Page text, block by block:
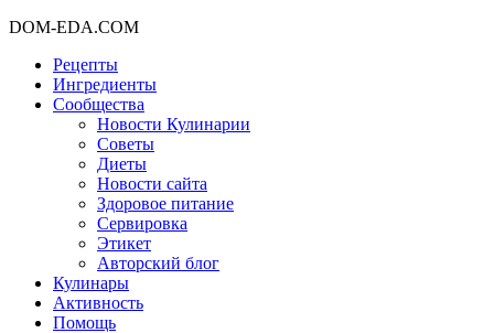
DOM-EDA.COM
Рецепты
Ингредиенты
Сообщества
Новости Кулинарии
Советы
Диеты
Новости сайта
Здоровое питание
Сервировка
Этикет
Авторский блог
Кулинары
Активность
Помощь